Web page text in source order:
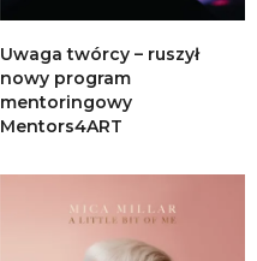
Uwaga twórcy – ruszył
nowy program
mentoringowy
Mentors4ART